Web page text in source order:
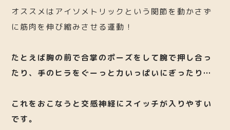
オススメはアイソメトリックという関節を動かさず
に筋肉を伸び縮みさせる運動！
たとえば胸の前で合掌のポーズをして腕で押し合っ
たり、手のヒラをぐーっと力いっぱいにぎったり…
これをおこなうと交感神経にスイッチが入りやすい
です。